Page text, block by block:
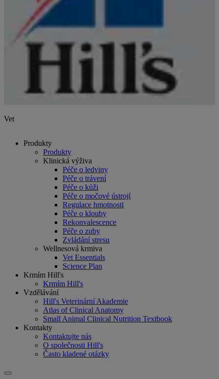
Vet
Produkty
Produkty
Klinická výživa
Péče o ledviny
Péče o trávení
Péče o kůži
Péče o močové ústrojí
Regulace hmotnosti
Péče o klouby
Rekonvalescence
Péče o zuby
Zvládání stresu
Wellnesová krmiva
Vet Essentials
Science Plan
Krmím Hill's
Krmím Hill's
Vzdělávání
Hill's Veterinární Akademie
Atlas of Clinical Anatomy
Small Animal Clinical Nutrition Textbook
Kontakty
Kontaktujte nás
O společnosti Hill's
Často kladené otázky